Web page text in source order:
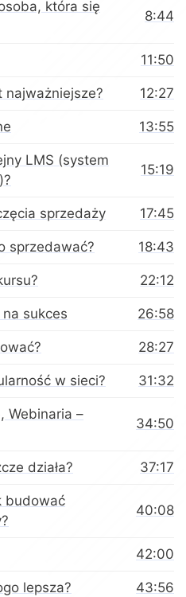
która się
8:44
11:50
najważniejsze? 12:27
13:55
LMS (system
15:19
sprzedaży 17:45
sprzedawać? 18:43
22:12
sukces 26:58
28:27
w sieci? 31:32
Webinaria –
34:50
działa? 37:17
budować
40:08
42:00
lepsza? 43:56